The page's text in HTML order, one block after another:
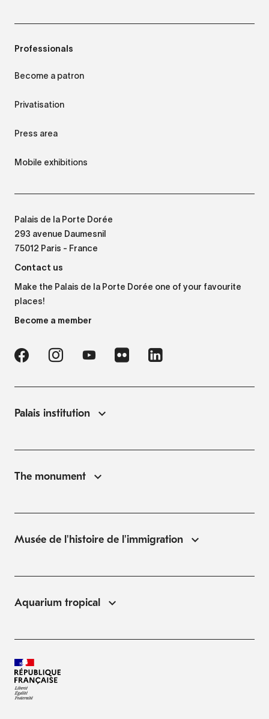
Professionals
Become a patron
Privatisation
Press area
Mobile exhibitions
Palais de la Porte Dorée
293 avenue Daumesnil
75012 Paris - France
Contact us
Make the Palais de la Porte Dorée one of your favourite
places!
Become a member
Palais institution
The monument
Musée de l'histoire de l'immigration
Aquarium tropical